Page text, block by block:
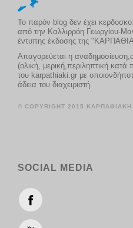
Το παρόν blog δεν έχει
από την Καλλιρρόη Γεωργίου-
έντυπης έκδοσης της
Απαγορεύεται η
(ολική, μερική,περιληπτική
του karpathiaki.gr με
άδεια του διαχειριστή.
© COPYRIGHT 2015 ΚΑΡΠΑΘΙΑΚΗ
SOCIAL MEDIA